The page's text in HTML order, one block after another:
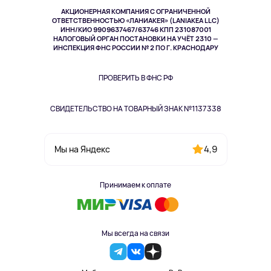
АКЦИОНЕРНАЯ КОМПАНИЯ С ОГРАНИЧЕННОЙ
ОТВЕТСТВЕННОСТЬЮ «ЛАНИАКЕЯ» (LANIAKEA LLC)
ИНН/КИО 9909637467/63746 КПП 231087001
НАЛОГОВЫЙ ОРГАН ПОСТАНОВКИ НА УЧЁТ 2310 —
ИНСПЕКЦИЯ ФНС РОССИИ № 2 ПО Г. КРАСНОДАРУ
ПРОВЕРИТЬ В ФНС РФ
СВИДЕТЕЛЬСТВО НА ТОВАРНЫЙ ЗНАК №1137338
Мы на Яндекс 4,9
Принимаем к оплате
Мы всегда на связи
Здоровье питомцев
Одежда и аксессуары